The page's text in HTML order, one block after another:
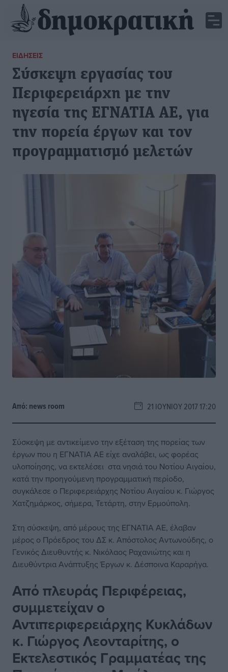
ΕΙΔΉΣΕΙΣ
Σύσκεψη εργασίας του
Περιφερειάρχη με την
ηγεσία της ΕΓΝΑΤΙΑ ΑΕ, για
την πορεία έργων και τον
προγραμματισμό μελετών
Από: news room 21 ΙΟΥΝΊΟΥ 2017 17:20
Σύσκεψη με αντικείμενο την εξέταση της πορείας των
έργων που η ΕΓΝΑΤΙΑ ΑΕ είχε αναλάβει, ως φορέας
υλοποίησης, να εκτελέσει στα νησιά του Νοτίου Αιγαίου,
κατά την προηγούμενη προγραμματική περίοδο,
συγκάλεσε ο Περιφερειάρχης Νοτίου Αιγαίου κ. Γιώργος
Χατζημάρκος, σήμερα, Τετάρτη, στην Ερμούπολη.
Στη σύσκεψη, από μέρους της ΕΓΝΑΤΙΑ ΑΕ, έλαβαν
μέρος ο Πρόεδρος του ΔΣ κ. Απόστολος Αντωνούδης, ο
Γενικός Διευθυντής κ. Νικόλαος Ραχανιώτης και η
Διευθύντρια Ανάπτυξης Έργων κ. Δέσποινα Καραρήγα.
Από πλευράς Περιφέρειας,
συμμετείχαν ο
Αντιπεριφερειάρχης Κυκλάδων
κ. Γιώργος Λεονταρίτης, ο
Εκτελεστικός Γραμματέας της